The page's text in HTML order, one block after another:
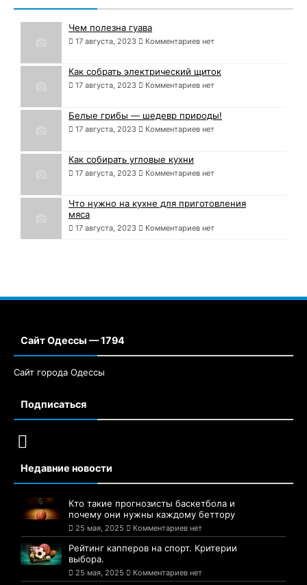
Чем полезна гуава
17 августа, 2023 Комментариев нет
Как собрать электрический щиток
17 августа, 2023 Комментариев нет
Белые грибы — шедевр природы!
17 августа, 2023 Комментариев нет
Как собирать угловые кухни
17 августа, 2023 Комментариев нет
Что нужно на кухне для приготовления
мяса
17 августа, 2023 Комментариев нет
Сайт Одессы — 1794
Сайт города Одессы
Подписаться
Недавние новости
Кто такие прогнозисты баскетбола и
почему они нужны каждому беттору
25 мая, 2025 Комментариев нет
Рейтинг капперов на спорт. Критерии
выбора.
25 мая, 2025 Комментариев нет